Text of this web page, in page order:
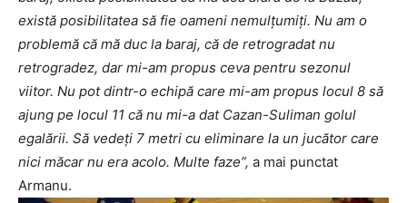
există posibilitatea să fie oameni nemulțumiți. Nu am o
problemă că mă duc la baraj, că de retrogradat nu
retrogradez, dar mi-am propus ceva pentru sezonul
viitor. Nu pot dintr-o echipă care mi-am propus locul 8 să
ajung pe locul 11 că nu mi-a dat Cazan-Suliman golul
egalării. Să vedeți 7 metri cu eliminare la un jucător care
nici măcar nu era acolo. Multe faze”, a mai punctat
Armanu.